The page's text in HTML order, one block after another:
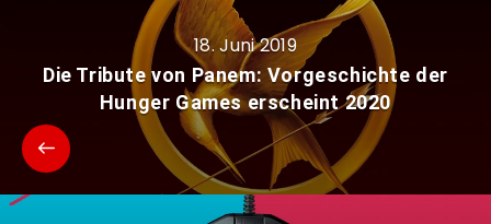
18. Juni 2019
Die Tribute von Panem: Vorgeschichte der
Hunger Games erscheint 2020